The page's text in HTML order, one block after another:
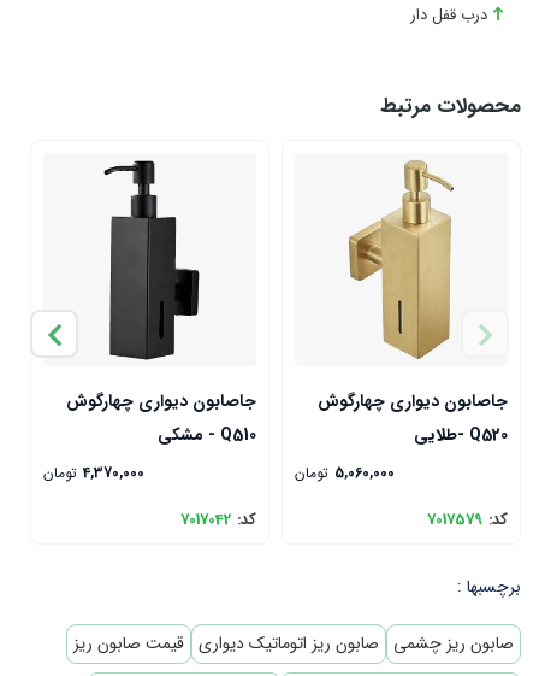
درب قفل دار
محصولات مرتبط
جاصابون دیواری چهارگوش
Q520 -طلایی
5,060,000 تومان
کد: 7017579
جاصابون دیواری چهارگوش
Q510 - مشکی
4,370,000 تومان
کد: 7017042
برچسبها :
صابون ریز چشمی صابون ریز اتوماتیک دیواری قیمت صابون ریز